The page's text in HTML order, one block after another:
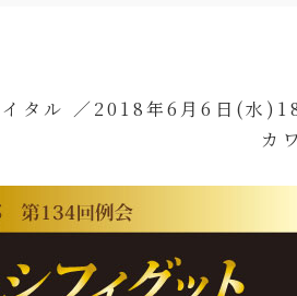
タル ／2018年6月6日(水
コンサ